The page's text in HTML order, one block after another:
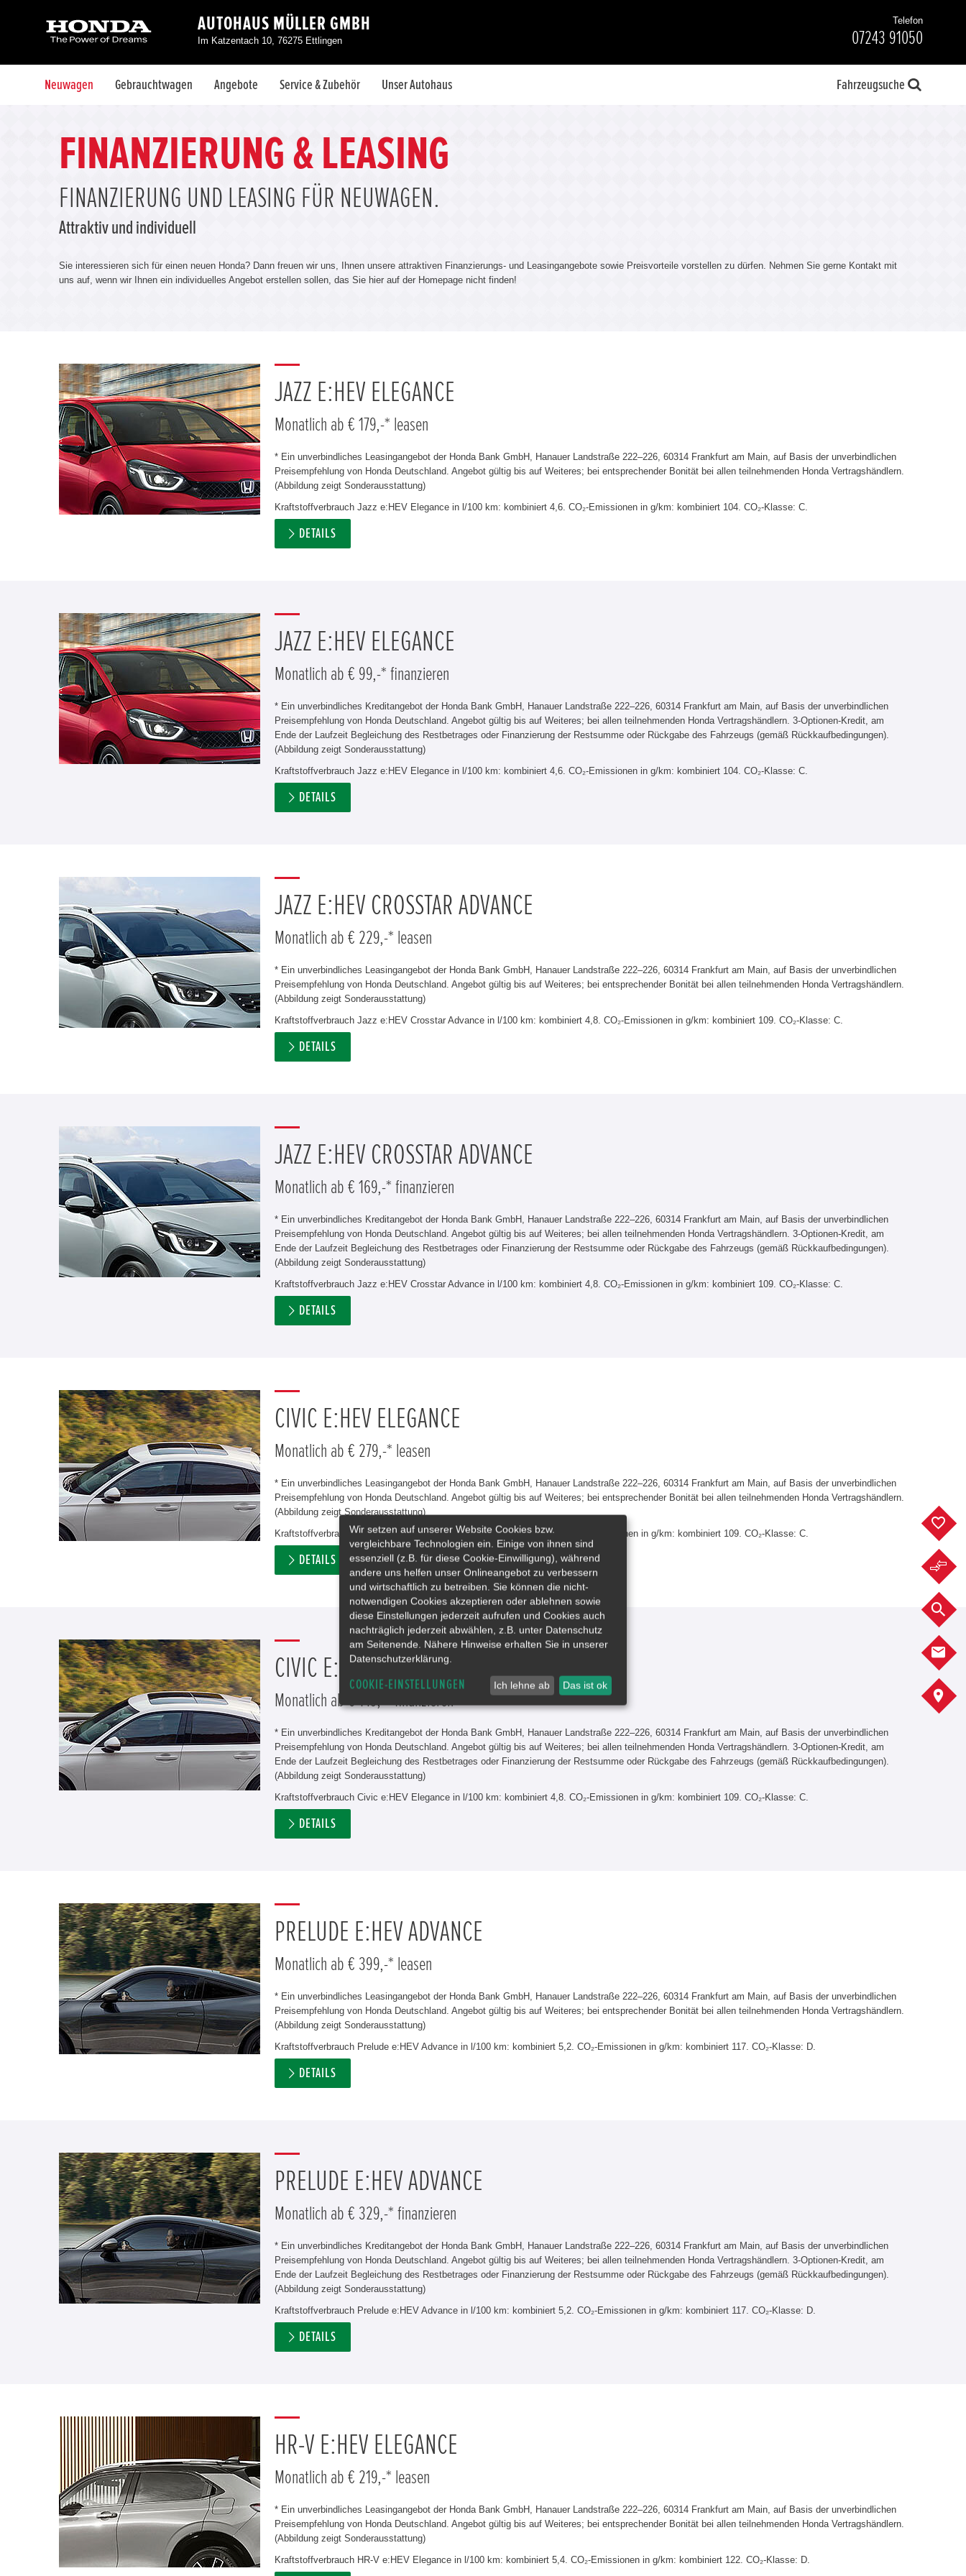
AUTOHAUS MÜLLER GMBH
Im Katzentach 10, 76275 Ettlingen
Telefon
07243 91050
Neuwagen Gebrauchtwagen Angebote Service & Zubehör Unser Autohaus Fahrzeugsuche
FINANZIERUNG & LEASING
FINANZIERUNG UND LEASING FÜR NEUWAGEN.
Attraktiv und individuell
Sie interessieren sich für einen neuen Honda? Dann freuen wir uns, Ihnen unsere attraktiven Finanzierungs- und Leasingangebote sowie Preisvorteile vorstellen zu dürfen. Nehmen Sie gerne Kontakt mit
uns auf, wenn wir Ihnen ein individuelles Angebot erstellen sollen, das Sie hier auf der Homepage nicht finden!
JAZZ E:HEV ELEGANCE
Monatlich ab € 179,-* leasen
* Ein unverbindliches Leasingangebot der Honda Bank GmbH, Hanauer Landstraße 222–226, 60314 Frankfurt am Main, auf Basis der unverbindlichen
Preisempfehlung von Honda Deutschland. Angebot gültig bis auf Weiteres; bei entsprechender Bonität bei allen teilnehmenden Honda Vertragshändlern.
(Abbildung zeigt Sonderausstattung)
Kraftstoffverbrauch Jazz e:HEV Elegance in l/100 km: kombiniert 4,6. CO₂-Emissionen in g/km: kombiniert 104. CO₂-Klasse: C.
DETAILS
JAZZ E:HEV ELEGANCE
Monatlich ab € 99,-* finanzieren
* Ein unverbindliches Kreditangebot der Honda Bank GmbH, Hanauer Landstraße 222–226, 60314 Frankfurt am Main, auf Basis der unverbindlichen
Preisempfehlung von Honda Deutschland. Angebot gültig bis auf Weiteres; bei allen teilnehmenden Honda Vertragshändlern. 3-Optionen-Kredit, am
Ende der Laufzeit Begleichung des Restbetrages oder Finanzierung der Restsumme oder Rückgabe des Fahrzeugs (gemäß Rückkaufbedingungen).
(Abbildung zeigt Sonderausstattung)
Kraftstoffverbrauch Jazz e:HEV Elegance in l/100 km: kombiniert 4,6. CO₂-Emissionen in g/km: kombiniert 104. CO₂-Klasse: C.
DETAILS
JAZZ E:HEV CROSSTAR ADVANCE
Monatlich ab € 229,-* leasen
* Ein unverbindliches Leasingangebot der Honda Bank GmbH, Hanauer Landstraße 222–226, 60314 Frankfurt am Main, auf Basis der unverbindlichen
Preisempfehlung von Honda Deutschland. Angebot gültig bis auf Weiteres; bei entsprechender Bonität bei allen teilnehmenden Honda Vertragshändlern.
(Abbildung zeigt Sonderausstattung)
Kraftstoffverbrauch Jazz e:HEV Crosstar Advance in l/100 km: kombiniert 4,8. CO₂-Emissionen in g/km: kombiniert 109. CO₂-Klasse: C.
DETAILS
JAZZ E:HEV CROSSTAR ADVANCE
Monatlich ab € 169,-* finanzieren
* Ein unverbindliches Kreditangebot der Honda Bank GmbH, Hanauer Landstraße 222–226, 60314 Frankfurt am Main, auf Basis der unverbindlichen
Preisempfehlung von Honda Deutschland. Angebot gültig bis auf Weiteres; bei allen teilnehmenden Honda Vertragshändlern. 3-Optionen-Kredit, am
Ende der Laufzeit Begleichung des Restbetrages oder Finanzierung der Restsumme oder Rückgabe des Fahrzeugs (gemäß Rückkaufbedingungen).
(Abbildung zeigt Sonderausstattung)
Kraftstoffverbrauch Jazz e:HEV Crosstar Advance in l/100 km: kombiniert 4,8. CO₂-Emissionen in g/km: kombiniert 109. CO₂-Klasse: C.
DETAILS
CIVIC E:HEV ELEGANCE
Monatlich ab € 279,-* leasen
* Ein unverbindliches Leasingangebot der Honda Bank GmbH, Hanauer Landstraße 222–226, 60314 Frankfurt am Main, auf Basis der unverbindlichen
Preisempfehlung von Honda Deutschland. Angebot gültig bis auf Weiteres; bei entsprechender Bonität bei allen teilnehmenden Honda Vertragshändlern.
(Abbildung zeigt Sonderausstattung)
Kraftstoffverbrauch Civic e:HEV Elegance in l/100 km: kombiniert 4,8. CO₂-Emissionen in g/km: kombiniert 109. CO₂-Klasse: C.
DETAILS
CIVIC E:HEV ELEGANCE
Monatlich ab € 149,-* finanzieren
* Ein unverbindliches Kreditangebot der Honda Bank GmbH, Hanauer Landstraße 222–226, 60314 Frankfurt am Main, auf Basis der unverbindlichen
Preisempfehlung von Honda Deutschland. Angebot gültig bis auf Weiteres; bei allen teilnehmenden Honda Vertragshändlern. 3-Optionen-Kredit, am
Ende der Laufzeit Begleichung des Restbetrages oder Finanzierung der Restsumme oder Rückgabe des Fahrzeugs (gemäß Rückkaufbedingungen).
(Abbildung zeigt Sonderausstattung)
Kraftstoffverbrauch Civic e:HEV Elegance in l/100 km: kombiniert 4,8. CO₂-Emissionen in g/km: kombiniert 109. CO₂-Klasse: C.
DETAILS
PRELUDE E:HEV ADVANCE
Monatlich ab € 399,-* leasen
* Ein unverbindliches Leasingangebot der Honda Bank GmbH, Hanauer Landstraße 222–226, 60314 Frankfurt am Main, auf Basis der unverbindlichen
Preisempfehlung von Honda Deutschland. Angebot gültig bis auf Weiteres; bei entsprechender Bonität bei allen teilnehmenden Honda Vertragshändlern.
(Abbildung zeigt Sonderausstattung)
Kraftstoffverbrauch Prelude e:HEV Advance in l/100 km: kombiniert 5,2. CO₂-Emissionen in g/km: kombiniert 117. CO₂-Klasse: D.
DETAILS
PRELUDE E:HEV ADVANCE
Monatlich ab € 329,-* finanzieren
* Ein unverbindliches Kreditangebot der Honda Bank GmbH, Hanauer Landstraße 222–226, 60314 Frankfurt am Main, auf Basis der unverbindlichen
Preisempfehlung von Honda Deutschland. Angebot gültig bis auf Weiteres; bei allen teilnehmenden Honda Vertragshändlern. 3-Optionen-Kredit, am
Ende der Laufzeit Begleichung des Restbetrages oder Finanzierung der Restsumme oder Rückgabe des Fahrzeugs (gemäß Rückkaufbedingungen).
(Abbildung zeigt Sonderausstattung)
Kraftstoffverbrauch Prelude e:HEV Advance in l/100 km: kombiniert 5,2. CO₂-Emissionen in g/km: kombiniert 117. CO₂-Klasse: D.
DETAILS
HR-V E:HEV ELEGANCE
Monatlich ab € 219,-* leasen
* Ein unverbindliches Leasingangebot der Honda Bank GmbH, Hanauer Landstraße 222–226, 60314 Frankfurt am Main, auf Basis der unverbindlichen
Preisempfehlung von Honda Deutschland. Angebot gültig bis auf Weiteres; bei entsprechender Bonität bei allen teilnehmenden Honda Vertragshändlern.
(Abbildung zeigt Sonderausstattung)
Kraftstoffverbrauch HR-V e:HEV Elegance in l/100 km: kombiniert 5,4. CO₂-Emissionen in g/km: kombiniert 122. CO₂-Klasse: D.
Wir setzen auf unserer Website Cookies bzw.
vergleichbare Technologien ein. Einige von ihnen sind
essenziell (z.B. für diese Cookie-Einwilligung), während
andere uns helfen unser Onlineangebot zu verbessern
und wirtschaftlich zu betreiben. Sie können die nicht-
notwendigen Cookies akzeptieren oder ablehnen sowie
diese Einstellungen jederzeit aufrufen und Cookies auch
nachträglich jederzeit abwählen, z.B. unter Datenschutz
am Seitenende. Nähere Hinweise erhalten Sie in unserer
Datenschutzerklärung.
COOKIE-EINSTELLUNGEN Ich lehne ab Das ist ok